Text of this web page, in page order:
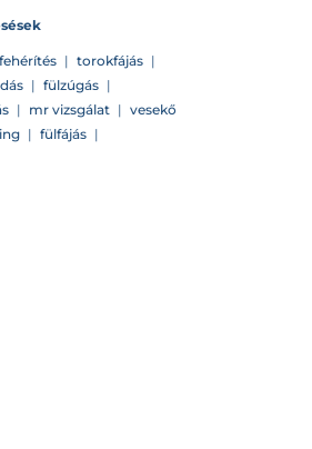
| torokfájás |
| fülzúgás |
| mr vizsgálat | vesekő
| fülfájás |